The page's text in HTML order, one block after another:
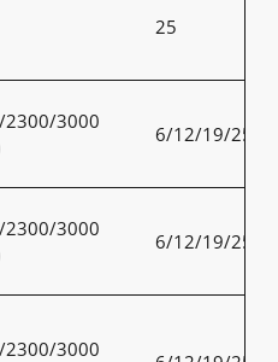
25
3000
6/12/19/25
3000
6/12/19/25
3000